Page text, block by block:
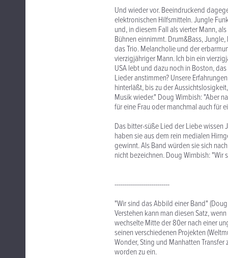
Und wieder vor. Beeindruckend
elektronischen Hilfsmitteln. Jungle
und, in diesem Fall als vierter Mann,
Bühnen einnimmt. Drum&Bass,
das Trio. Melancholie und der
vierzigjähriger Mann. Ich bin ein
USA lebt und dazu noch in Boston,
Lieder anstimmen? Unsere
hinterläßt, bis zu der
Musik wieder." Doug Wimbish: "Aber
für eine Frau oder manchmal auch für
Das bitter-süße Lied der Liebe wissen
haben sie aus dem rein medialen
gewinnt. Als Band würden sie sich
nicht bezeichnen. Doug Wirnbish:
---------------------------
"Wir sind das Abbild einer Band"
Verstehen kann man diesen Satz,
wechselte Mitte der 80er nach einer
seinen verschiedenen Projekten
Wonder, Sting und Manhatten
worden zu ein.